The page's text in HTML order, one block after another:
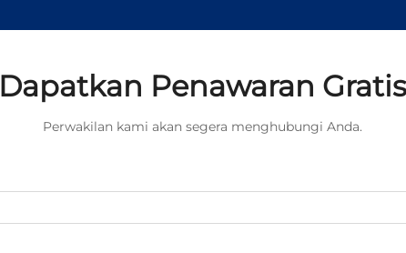
Dapatkan Penawaran Gratis
Perwakilan kami akan segera menghubungi Anda.